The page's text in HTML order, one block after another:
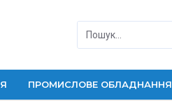
ПРОМИСЛОВЕ ОБЛАДНАННЯ